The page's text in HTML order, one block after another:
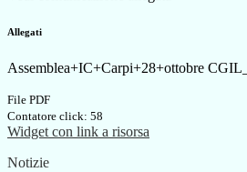
Allegati
Assemblea+IC+Carpi+28+ottobre
File PDF
Contatore click: 58
Widget con link a risorsa
Notizie